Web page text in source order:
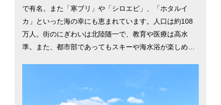
で有名。また「寒ブリ」や「シロエビ」、「ホタルイ
カ」といった海の幸にも恵まれています。人口は約108
万人。街のにぎわいは北陸随一で、教育や医療は高水
準。また、都市部であってもスキーや海水浴が楽しめる
地ランキング（2017年）では10位にランクインしていま
す。そんな富山県の移住に役立つ情報を、富山市と高岡